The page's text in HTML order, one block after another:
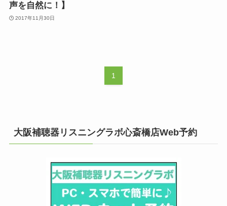
声を自然に！】
2017年11月30日
1
大阪補聴器リスニングラボ心斎橋店Web予約